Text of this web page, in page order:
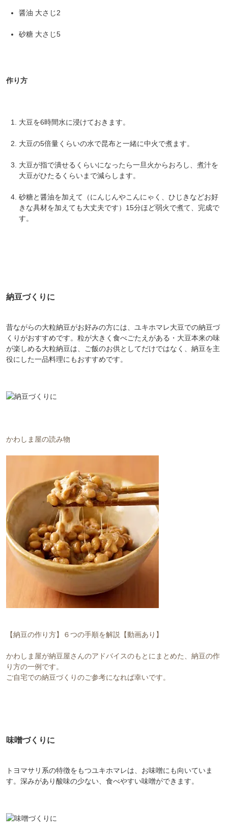
醤油 大さじ2
砂糖 大さじ5
作り方
大豆を6時間水に浸けておきます。
大豆の5倍量くらいの水で昆布と一緒に中火で煮ます。
大豆が指で潰せるくらいになったら一旦火からおろし、煮汁を
大豆がひたるくらいまで減らします。
砂糖と醤油を加えて（にんじんやこんにゃく、ひじきなどお好
きな具材を加えても大丈夫です）15分ほど弱火で煮て、完成で
す。
納豆づくりに
昔ながらの大粒納豆がお好みの方には、ユキホマレ大豆での納豆づ
くりがおすすめです。粒が大きく食べごたえがある・大豆本来の味
が楽しめる大粒納豆は、ご飯のお供としてだけではなく、納豆を主
役にした一品料理にもおすすめです。
かわしま屋の読み物
【納豆の作り方】６つの手順を解説【動画あり】
かわしま屋が納豆屋さんのアドバイスのもとにまとめた、納豆の作
り方の一例です。
ご自宅での納豆づくりのご参考になれば幸いです。
味噌づくりに
トヨマサリ系の特徴をもつユキホマレは、お味噌にも向いていま
す。深みがあり酸味の少ない、食べやすい味噌ができます。